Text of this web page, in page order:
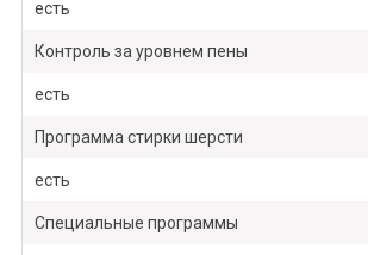
есть
Контроль за уровнем пены
есть
Программа стирки шерсти
есть
Специальные программы